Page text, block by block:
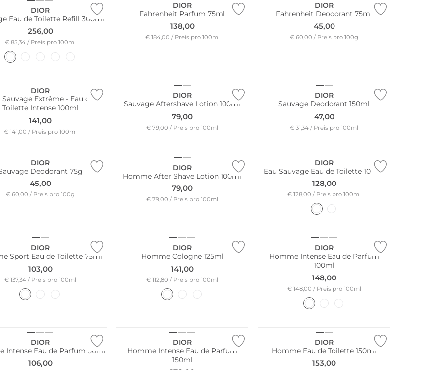
DIOR
Eau de Toilette Refill 300ml
256,00
€ 85,34 / Preis pro 100ml
DIOR
Fahrenheit Parfum 75ml
138,00
€ 184,00 / Preis pro 100ml
DIOR
Fahrenheit Deodorant 75ml
45,00
€ 60,00 / Preis pro 100g
DIOR
Sauvage Extrême - Eau de
Toilette Intense 100ml
141,00
€ 141,00 / Preis pro 100ml
DIOR
Sauvage Aftershave Lotion 100ml
79,00
€ 79,00 / Preis pro 100ml
DIOR
Sauvage Deodorant 150ml
47,00
€ 31,34 / Preis pro 100ml
DIOR
Deodorant 75g
45,00
€ 60,00 / Preis pro 100g
DIOR
Homme After Shave Lotion 100ml
79,00
€ 79,00 / Preis pro 100ml
DIOR
Eau Sauvage Eau de Toilette 100ml
128,00
€ 128,00 / Preis pro 100ml
DIOR
Sport Eau de Toilette 75ml
103,00
€ 137,34 / Preis pro 100ml
DIOR
Homme Cologne 125ml
141,00
€ 112,80 / Preis pro 100ml
DIOR
Homme Intense Eau de Parfum
100ml
148,00
€ 148,00 / Preis pro 100ml
DIOR
Intense Eau de Parfum 50ml
106,00
DIOR
Homme Intense Eau de Parfum
150ml
DIOR
Homme Eau de Toilette 150ml
153,00